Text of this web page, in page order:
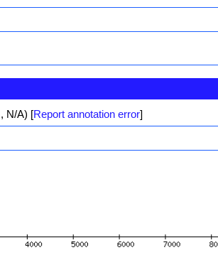
N/A) [Report annotation error]